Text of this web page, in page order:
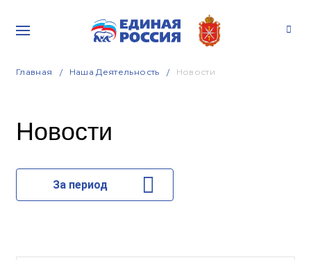
Главная Наша Деятельность Новости
Новости
За период